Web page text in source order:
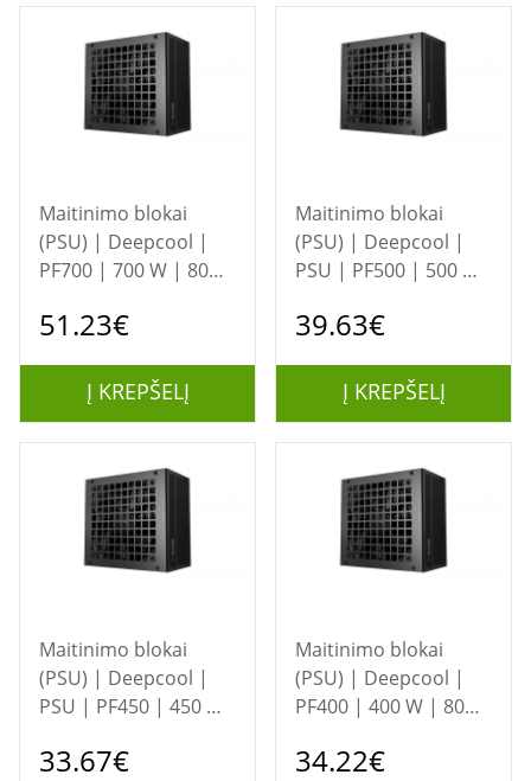
Maitinimo blokai
(PSU) | Deepcool |
PF700 | 700 W | 80
Certified | Black
51.23€
Į KREPŠELĮ
Maitinimo blokai
(PSU) | Deepcool |
PSU | PF500 | 500 W
39.63€
Į KREPŠELĮ
Maitinimo blokai
(PSU) | Deepcool |
PSU | PF450 | 450 W
33.67€
Maitinimo blokai
(PSU) | Deepcool |
PF400 | 400 W | 80
Certified | Black
34.22€